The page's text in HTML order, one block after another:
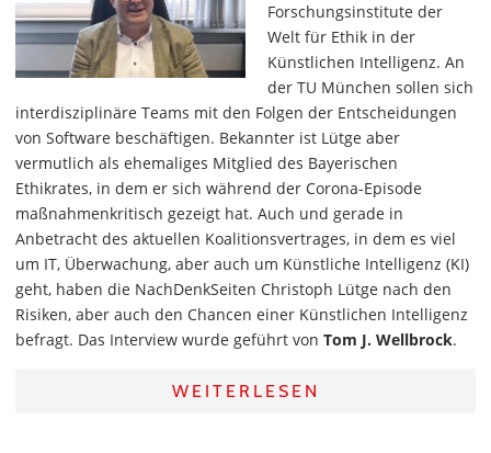
Forschungsinstitute der
Welt für Ethik in der
Künstlichen Intelligenz. An
der TU München sollen sich
interdisziplinäre Teams mit den Folgen der Entscheidungen
von Software beschäftigen. Bekannter ist Lütge aber
vermutlich als ehemaliges Mitglied des Bayerischen
Ethikrates, in dem er sich während der Corona-Episode
maßnahmenkritisch gezeigt hat. Auch und gerade in
Anbetracht des aktuellen Koalitionsvertrages, in dem es viel
um IT, Überwachung, aber auch um Künstliche Intelligenz (KI)
geht, haben die NachDenkSeiten Christoph Lütge nach den
Risiken, aber auch den Chancen einer Künstlichen Intelligenz
befragt. Das Interview wurde geführt von Tom J. Wellbrock.
WEITERLESEN